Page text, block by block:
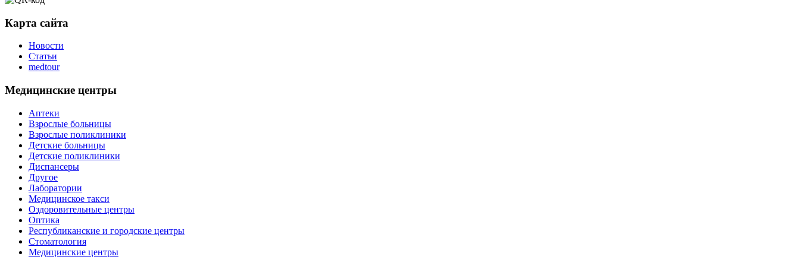
Карта сайта
Новости
Статьи
medtour
Медицинские центры
Аптеки
Взрослые больницы
Взрослые поликлиники
Детские больницы
Детские поликлиники
Диспансеры
Другое
Лаборатории
Медицинское такси
Оздоровительные центры
Оптика
Республиканские и городские центры
Стоматология
Медицинские центры